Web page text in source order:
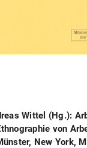
Wittel (Hg.):
von
New York,